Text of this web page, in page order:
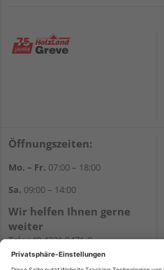
Öffnungszeiten:
Mo. – Fr. 07:00 – 18:00
Sa. 09:00 – 14:00
Wir helfen Ihnen gerne
weiter
Tel.:+49 4321 9471-0
E-Mail:shop@holzland-greve.de